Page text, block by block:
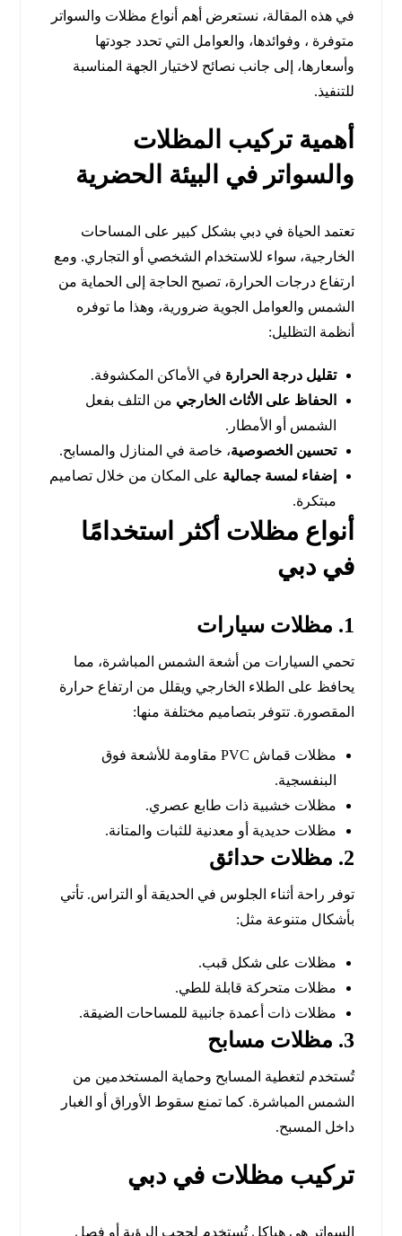
في هذه المقالة، نستعرض أهم أنواع مظلات والسواتر
متوفرة ، وفوائدها، والعوامل التي تحدد جودتها
وأسعارها، إلى جانب نصائح لاختيار الجهة المناسبة
للتنفيذ.
أهمية تركيب المظلات
والسواتر في البيئة الحضرية
تعتمد الحياة في دبي بشكل كبير على المساحات
الخارجية، سواء للاستخدام الشخصي أو التجاري. ومع
ارتفاع درجات الحرارة، تصبح الحاجة إلى الحماية من
الشمس والعوامل الجوية ضرورية، وهذا ما توفره
أنظمة التظليل:
تقليل درجة الحرارة في الأماكن المكشوفة.
الحفاظ على الأثاث الخارجي من التلف بفعل
الشمس أو الأمطار.
تحسين الخصوصية، خاصة في المنازل والمسابح.
إضفاء لمسة جمالية على المكان من خلال تصاميم
مبتكرة.
أنواع مظلات أكثر استخدامًا
في دبي
1. مظلات سيارات
تحمي السيارات من أشعة الشمس المباشرة، مما
يحافظ على الطلاء الخارجي ويقلل من ارتفاع حرارة
المقصورة. تتوفر بتصاميم مختلفة منها:
مظلات قماش PVC مقاومة للأشعة فوق
البنفسجية.
مظلات خشبية ذات طابع عصري.
مظلات حديدية أو معدنية للثبات والمتانة.
2. مظلات حدائق
توفر راحة أثناء الجلوس في الحديقة أو التراس. تأتي
بأشكال متنوعة مثل:
مظلات على شكل قبب.
مظلات متحركة قابلة للطي.
مظلات ذات أعمدة جانبية للمساحات الضيقة.
3. مظلات مسابح
تُستخدم لتغطية المسابح وحماية المستخدمين من
الشمس المباشرة. كما تمنع سقوط الأوراق أو الغبار
داخل المسبح.
تركيب مظلات في دبي
السواتر هي هياكل تُستخدم لحجب الرؤية أو فصل